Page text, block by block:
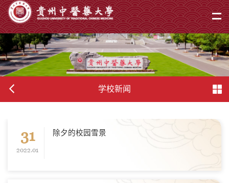
学校新闻
31
2022.01
除夕的校园雪景